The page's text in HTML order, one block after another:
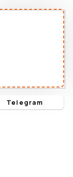
Telegram